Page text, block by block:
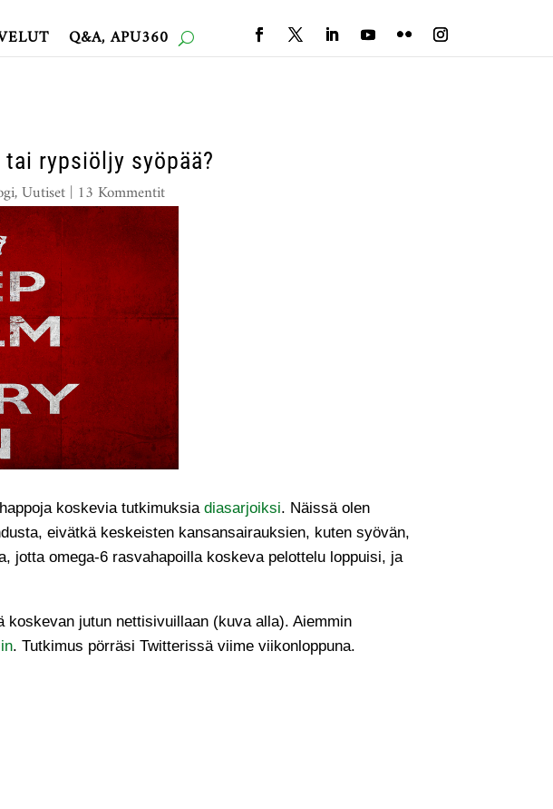
Q&A, APU360
rypsiöljy syöpää?
,Uutiset | 13 Kommentit
koskevia tutkimuksiadiasarjoiksi. Näissä olen
eivätkä keskeisten kansansairauksien, kuten syövän,
jotta omega-6 rasvahapoilla koskeva pelottelu loppuisi, ja
jutun nettisivuillaan (kuva alla). Aiemmin
. Tutkimus pörräsi Twitterissä viime viikonloppuna.